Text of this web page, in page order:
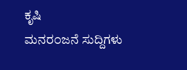
ಕೃಷಿ
ಮನರಂಜನೆ ಸುದ್ದಿಗಳು